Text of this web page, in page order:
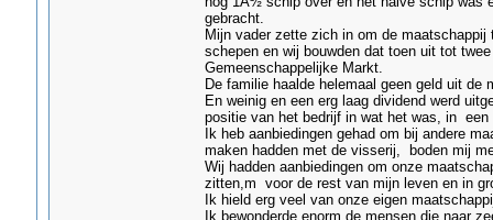
gebracht.
Mijn vader zette zich in om de
schepen en wij bouwden dat toen uit tot
Gemeenschappelijke Markt.
De familie haalde helemaal geen geld uit de
En weinig en een erg laag dividend werd
positie van het bedrijf in wat het was, in
Ik heb aanbiedingen gehad om bij andere
maken hadden met de visserij, boden mij
Wij hadden aanbiedingen om onze
zitten,m voor de rest van mijn leven en in
Ik hield erg veel van onze eigen
Ik bewonderde enorm de mensen die naar